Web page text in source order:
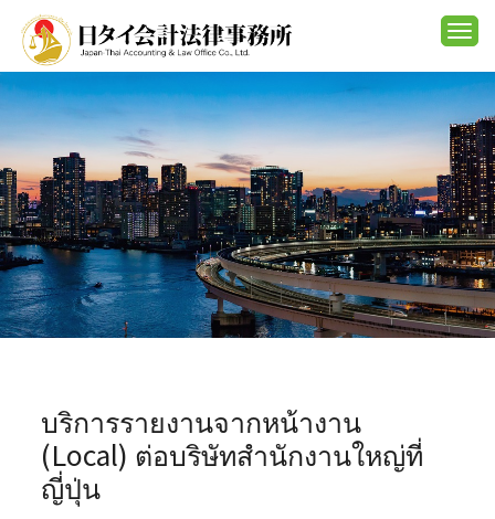
บริการรายงานจากหน้างาน
(Local) ต่อบริษัทสำนักงานใหญ่ที่
ญี่ปุ่น